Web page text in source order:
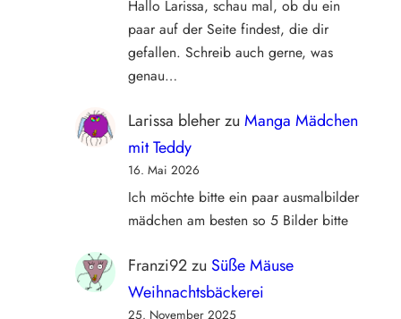
Hallo Larissa, schau mal, ob du ein
paar auf der Seite findest, die dir
gefallen. Schreib auch gerne, was
genau…
Larissa bleherzu Manga Mädchen
mit Teddy
16. Mai 2026
Ich möchte bitte ein paar ausmalbilder
mädchen am besten so 5 Bilder bitte
Franzi92zu Süße Mäuse
Weihnachtsbäckerei
25. November 2025